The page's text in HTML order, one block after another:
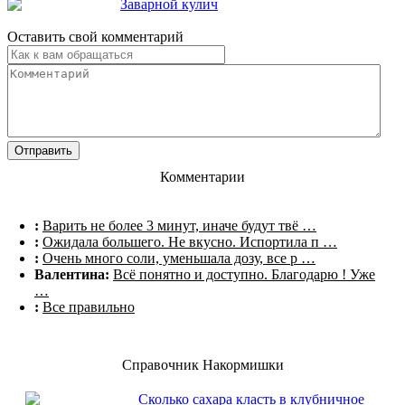
Заварной кулич
Оставить свой комментарий
Комментарии
: Варить не более 3 минут, иначе будут твё …
: Ожидала большего. Не вкусно. Испортила п …
: Очень много соли, уменьшала дозу, все р …
Валентина: Всё понятно и доступно. Благодарю ! Уже
…
: Все правильно
Справочник Накормишки
Сколько сахара класть в клубничное